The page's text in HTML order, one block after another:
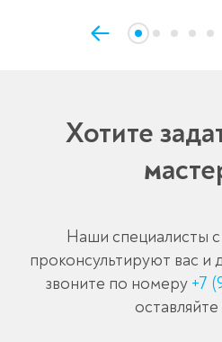
Хотите
Наши специалисты
проконсультируют вас и
звоните по номеру +7
оставляйте